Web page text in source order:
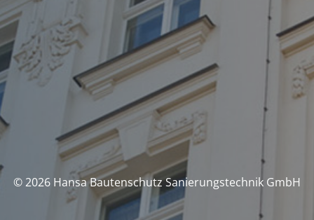
© 2026 Hansa Bautenschutz Sanierungstechnik GmbH